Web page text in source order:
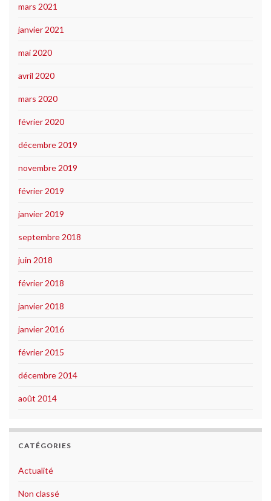
mars 2021
janvier 2021
mai 2020
avril 2020
mars 2020
février 2020
décembre 2019
novembre 2019
février 2019
janvier 2019
septembre 2018
juin 2018
février 2018
janvier 2018
janvier 2016
février 2015
décembre 2014
août 2014
CATÉGORIES
Actualité
Non classé